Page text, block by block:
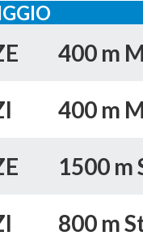
400 m
400 m
1500 m
800 m